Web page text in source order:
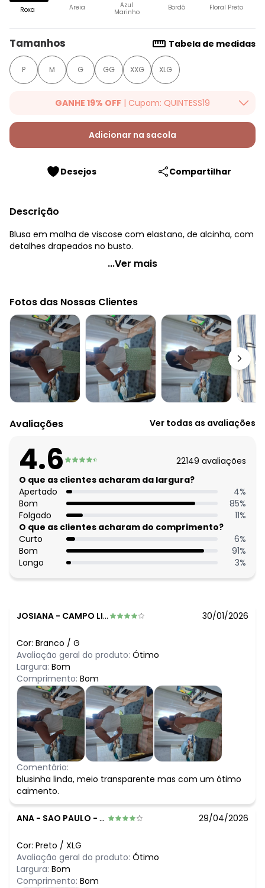
Roxa Areia
Azul
Marinho
Bordô Floral Preto
Tamanhos Tabela de medidas
P M G GG XXG XLG
GANHE 19% OFF | Cupom: QUINTESS19
Ganhe 19% OFF Extra em qualquer valor, usando o cupom:
QUINTESS19. Válido para toda loja Quintess, até 07/08/2026.
Adicionar na sacola
Desejos Compartilhar
Descrição
Blusa em malha de viscose com elastano, de alcinha, com
detalhes drapeados no busto.
Quintess - Blusa de Alça Roxa
Modelagem: Solto
Decote frente: Reto
Complemento: Alça; pregas
Tecido: Malha
Composição: 96% viscose 4% elastano
...Ver mais
Fotos das Nossas Clientes
Avaliações Ver todas as avaliações
4.6 22149 avaliações
O que as clientes acharam da largura?
Apertado
4%
Bom
85%
Folgado
11%
O que as clientes acharam do comprimento?
Curto
6%
Bom
91%
Longo
3%
JOSIANA - CAMPO LIMPO PAULISTA - SP 30/01/2026
Cor: Branco / G
Avaliação geral do produto: Ótimo
Largura: Bom
Comprimento: Bom
Comentário:
blusinha linda, meio transparente mas com um ótimo
caimento.
ANA - SAO PAULO - SP 29/04/2026
Cor: Preto / XLG
Avaliação geral do produto: Ótimo
Largura: Bom
Comprimento: Bom